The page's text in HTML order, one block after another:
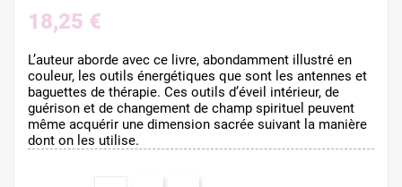
18,25 €
L’auteur aborde avec ce livre, abondamment illustré en
couleur, les outils énergétiques que sont les antennes et
baguettes de thérapie. Ces outils d’éveil intérieur, de
guérison et de changement de champ spirituel peuvent
même acquérir une dimension sacrée suivant la manière
dont on les utilise.